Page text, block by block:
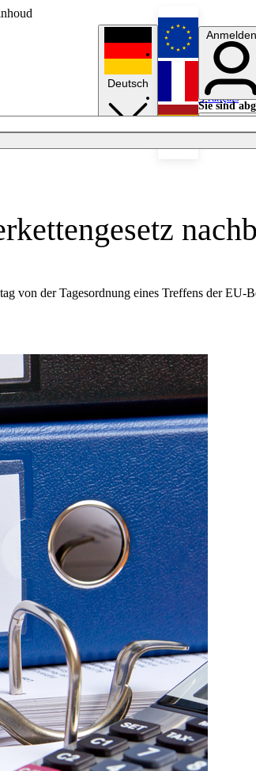
Deutsch
English
Français
Anmelden
Sie sind
Licht aus
von der Tagesordnung eines Treffens der EU-